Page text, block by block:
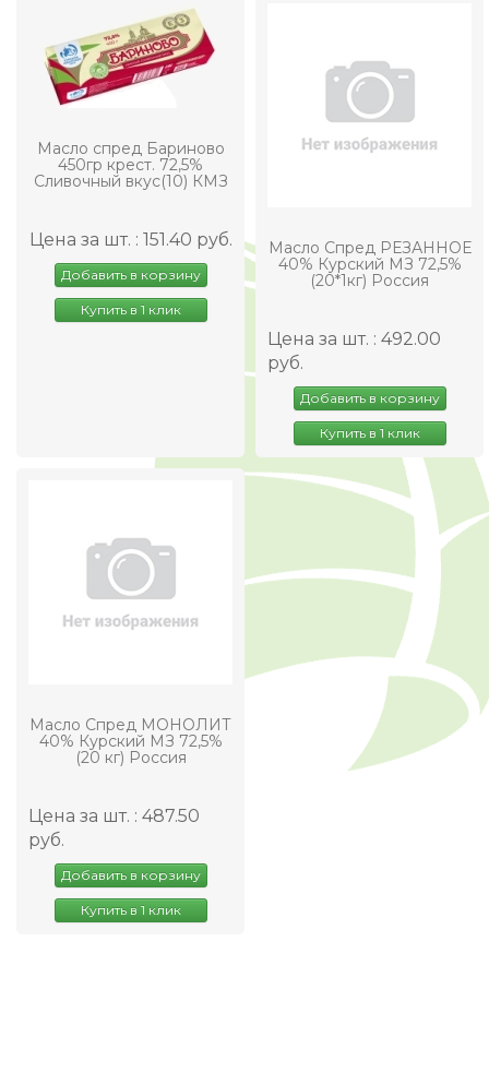
Масло спред Бариново
450гр крест. 72,5%
Сливочный вкус(10) КМЗ
Цена за шт. : 151.40 руб.
Добавить в корзину
Купить в 1 клик
Масло Спред РЕЗАННОЕ
40% Курский МЗ 72,5%
(20*1кг) Россия
Цена за шт. : 492.00
руб.
Добавить в корзину
Купить в 1 клик
Масло Спред МОНОЛИТ
40% Курский МЗ 72,5%
(20 кг) Россия
Цена за шт. : 487.50
руб.
Добавить в корзину
Купить в 1 клик